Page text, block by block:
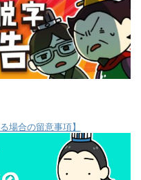
場合の留意事項】